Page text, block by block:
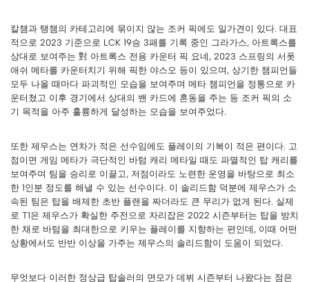
칼챔과 탱챔의 카테고리에 묶이지 않는 조커 픽에도 일가견이 있다. 대표
적으로 2023 기준으로 LCK 19승 3패를 기록 중인 그라가스, 아트록스를
상대로 보여주는 對 아트록스 전용 카운터 픽 요네, 2023 스프링의 서폿
애쉬 메타를 카운터치기 위해 픽한 야스오 등이 있으며, 상기한 챔피언들
모두 나올 때마다 파괴적인 모습을 보여주며 메타 챔피언을 정통으로 카
운터쳤고 이후 경기에서 상대의 밴 카드에 혼동을 주는 등 조커 픽의 소
기 목적을 아주 훌륭하게 달성하는 모습을 보여주었다.
또한 제우스는 연차가 적은 선수임에도 플레이의 기복이 적은 편이다. 고
점이면 게임 메타가 극단적인 바텀 캐리 메타일 때도 파멸적인 탑 캐리를
보여주며 팀을 승리로 이끌고, 저점이라도 노련한 운영을 바탕으로 최소
한 1인분 정도를 해낼 수 있는 선수이다. 이 솔리드함 덕분에 제우스가 소
속된 팀은 탑을 배제한 초반 플랜을 짜더라도 큰 무리가 없게 된다. 실제
로 T1은 제우스가 확실한 주전으로 자리잡은 2022 시즌부터는 탑을 방치
한 채로 바텀을 최대한으로 키우는 플레이를 지향하는 편인데, 이때 어떤
상황에서도 반반 이상을 가주는 제우스의 솔리드함이 도움이 되었다.
무엇보다 이러한 정상급 탑솔러의 면모가 데뷔 시즌부터 나왔다는 점은